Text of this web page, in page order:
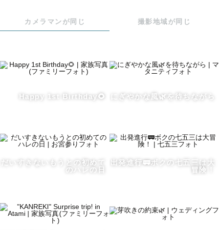
指名料の早期申込割引を行います！
🎐9月の撮影は指名料3,000円でお受けいたします
ご不明点ございましたら先にLINEを頂ければご回答いた
御依頼を頂いた後当方で変更いたします。どうぞご安心く
ださい。
カメラマンが同じ 撮影地域が同じ
Happy 1st Birthday🌻 にぎやかな風🌿を待ちながら
だいすきないもうとの初めて
のハレの日
出発進行🚃ボクの七五三は大
冒険！